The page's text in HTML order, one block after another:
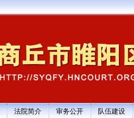
法院简介 审务公开 队伍建设